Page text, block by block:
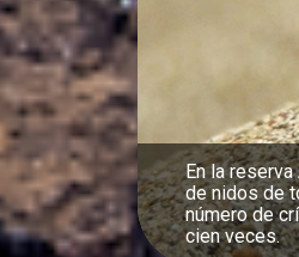
Nuestra
saludable de